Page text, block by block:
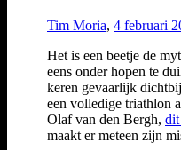
Tim Moria, 4 februari
Het is een beetje de
eens onder hopen te
keren gevaarlijk
een volledige triathlon
Olaf van den Bergh, dit
maakt er meteen zijn